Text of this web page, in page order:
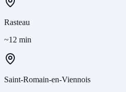
Rasteau
~12 min
Saint-Romain-en-Viennois